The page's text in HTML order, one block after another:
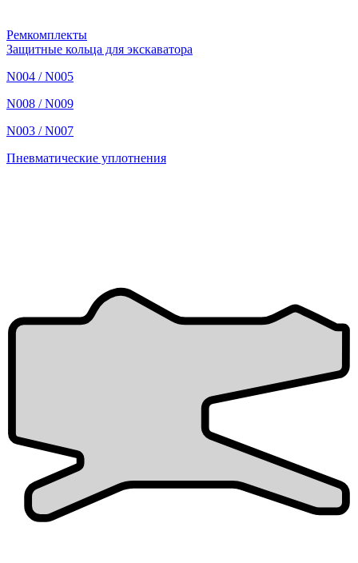
Ремкомплекты
Защитные кольца для экскаватора
N004 / N005
N008 / N009
N003 / N007
Пневматические уплотнения